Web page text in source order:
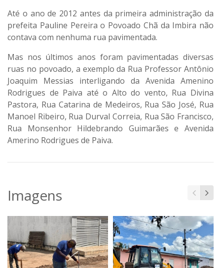
Até o ano de 2012 antes da primeira administração da
prefeita Pauline Pereira o Povoado Chã da Imbira não
contava com nenhuma rua pavimentada.
Mas nos últimos anos foram pavimentadas diversas
ruas no povoado, a exemplo da Rua Professor Antônio
Joaquim Messias interligando da Avenida Amenino
Rodrigues de Paiva até o Alto do vento, Rua Divina
Pastora, Rua Catarina de Medeiros, Rua São José, Rua
Manoel Ribeiro, Rua Durval Correia, Rua São Francisco,
Rua Monsenhor Hildebrando Guimarães e Avenida
Amerino Rodrigues de Paiva.
Imagens